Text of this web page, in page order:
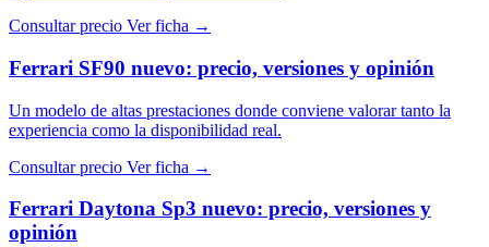
Consultar precio Ver ficha →
Ferrari SF90 nuevo: precio, versiones y opinión
Un modelo de altas prestaciones donde conviene valorar tanto la
experiencia como la disponibilidad real.
Consultar precio Ver ficha →
Ferrari Daytona Sp3 nuevo: precio, versiones y
opinión